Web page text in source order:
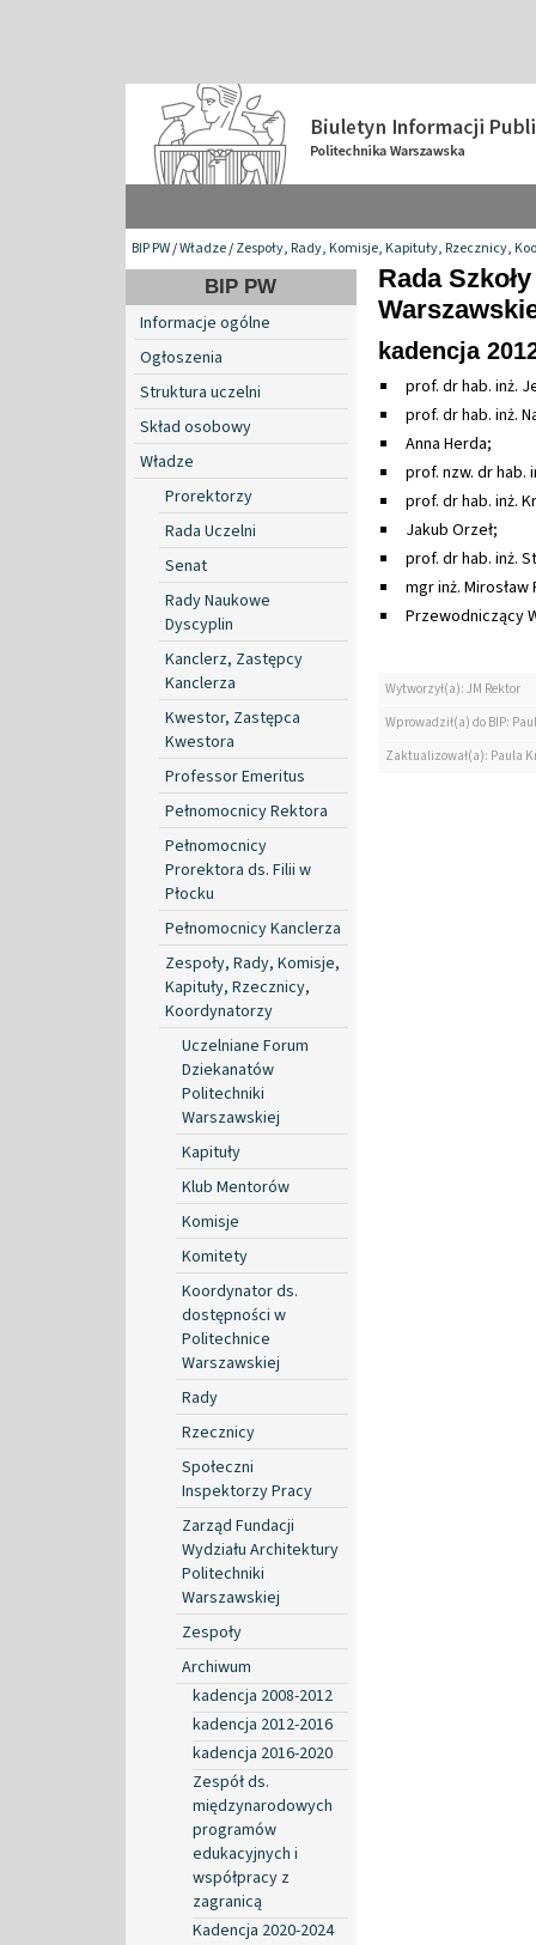
BIP PW/Władze/Zespoły, Rady, Komisje, Kapituły, Rzecznicy,
BIP PW
Informacje ogólne
Ogłoszenia
Struktura uczelni
Skład osobowy
Władze
Prorektorzy
Rada Uczelni
Senat
Rady Naukowe
Dyscyplin
Kanclerz, Zastępcy
Kanclerza
Kwestor, Zastępca
Kwestora
Professor Emeritus
Pełnomocnicy Rektora
Pełnomocnicy
Prorektora ds. Filii w
Płocku
Pełnomocnicy Kanclerza
Zespoły, Rady, Komisje,
Kapituły, Rzecznicy,
Koordynatorzy
Uczelniane Forum
Dziekanatów
Politechniki
Warszawskiej
Kapituły
Klub Mentorów
Komisje
Komitety
Koordynator ds.
dostępności w
Politechnice
Warszawskiej
Rady
Rzecznicy
Społeczni
Inspektorzy Pracy
Zarząd Fundacji
Wydziału Architektury
Politechniki
Warszawskiej
Zespoły
Archiwum
kadencja 2008-2012
kadencja 2012-2016
kadencja 2016-2020
Zespół ds.
międzynarodowych
programów
edukacyjnych i
współpracy z
zagranicą
Kadencja 2020-2024
Rada
kadencja
prof. dr hab. inż.
prof. dr hab. inż.
Anna Herda;
prof. nzw. dr hab.
prof. dr hab. inż.
Jakub Orzeł;
prof. dr hab. inż.
mgr inż. Mirosław
Przewodniczący
Wytworzył(a): JM Rektor
Wprowadził(a) do BIP:
Zaktualizował(a): Paula